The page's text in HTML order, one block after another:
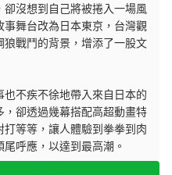
沒想到自己將被捲入一場風
舞台改為日本東京，台灣觀
戰鬥的背景，增添了一股文
不疾不徐地帶入來自日本的
卻透過幾幕搭配高超動畫特
等等，讓人體驗到拳拳到肉
呼應，以達到最高潮。